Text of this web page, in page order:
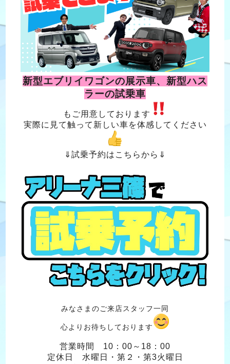
新型エブリイワゴンの展示車、新型ハス
ラーの試乗車
もご用意しております
実際に見て触って新しい車を体感してください
⇓試乗予約はこちらから⇓
みなさまのご来店スタッフ一同
心よりお待ちしております
営業時間 10：00～18：00
定休日 水曜日・第２・第3火曜日